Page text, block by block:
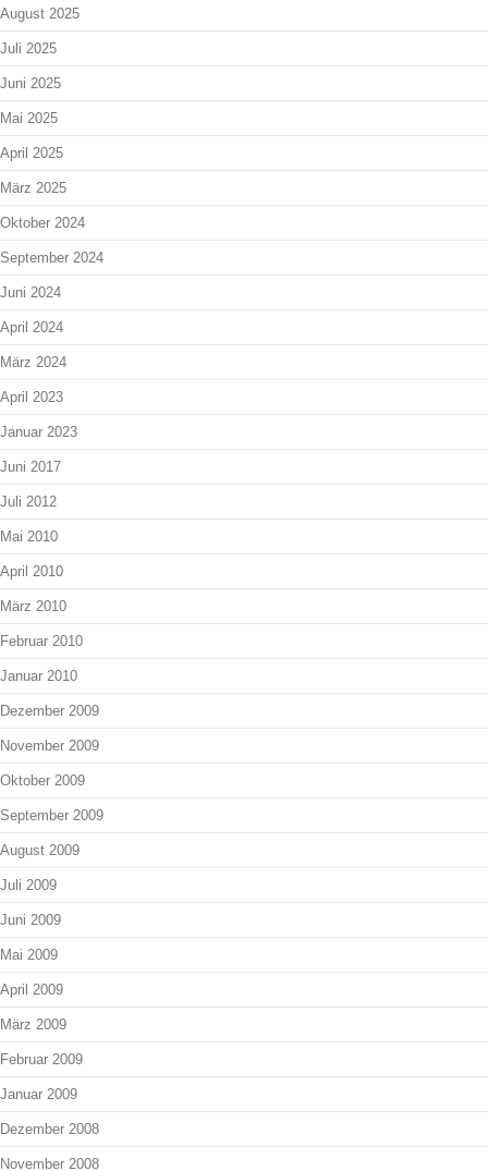
August 2025
Juli 2025
Juni 2025
Mai 2025
April 2025
März 2025
Oktober 2024
September 2024
Juni 2024
April 2024
März 2024
April 2023
Januar 2023
Juni 2017
Juli 2012
Mai 2010
April 2010
März 2010
Februar 2010
Januar 2010
Dezember 2009
November 2009
Oktober 2009
September 2009
August 2009
Juli 2009
Juni 2009
Mai 2009
April 2009
März 2009
Februar 2009
Januar 2009
Dezember 2008
November 2008